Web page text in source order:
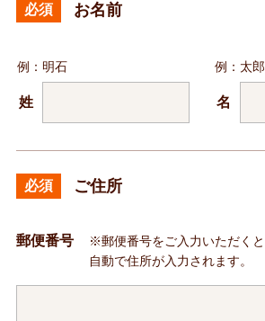
必須 お名前
姓
例：明石
名
例：太郎
必須 ご住所
郵便番号
※郵便番号をご入力いただくと
自動で住所が入力されます。